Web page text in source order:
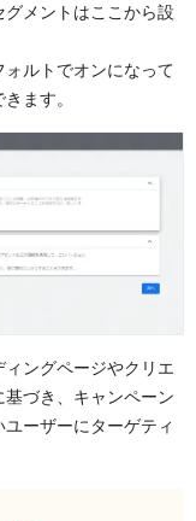
メントはここから設
ォルトでオンになって
ます。
ングページやクリエ
づき、キャンペーン
ーザーにターゲティ